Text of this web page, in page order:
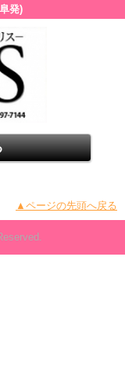
発)
▲ページの先頭へ戻る